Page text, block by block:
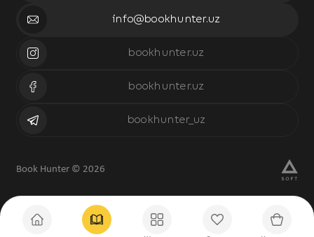
info@bookhunter.uz
bookhunter.uz
bookhunter.uz
bookhunter_uz
Book Hunter © 2026